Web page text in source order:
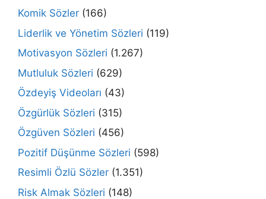
Komik Sözler (166)
Liderlik ve Yönetim Sözleri (119)
Motivasyon Sözleri (1.267)
Mutluluk Sözleri (629)
Özdeyiş Videoları (43)
Özgürlük Sözleri (315)
Özgüven Sözleri (456)
Pozitif Düşünme Sözleri (598)
Resimli Özlü Sözler (1.351)
Risk Almak Sözleri (148)